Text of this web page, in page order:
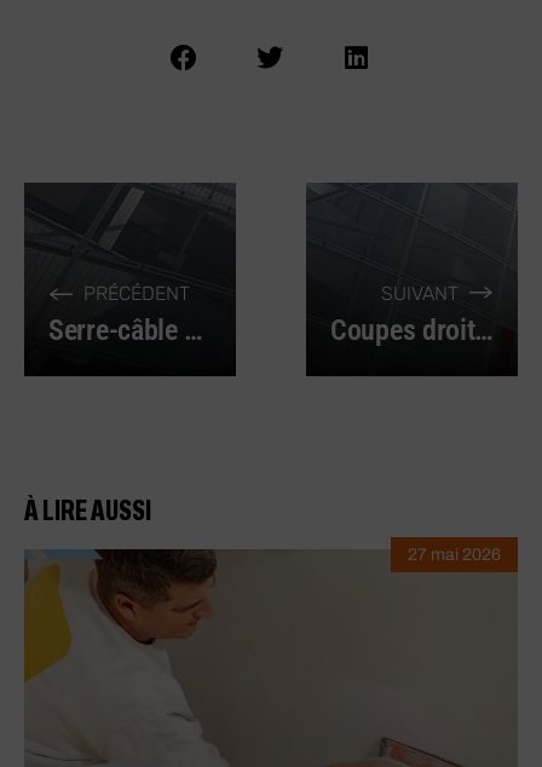
PRÉCÉDENT
Serre-câble à étrier : le guide de l’outillage professionnel
SUIVANT
Coupes droites ou courbées : scie circulaire ou scie sauteuse ?
À LIRE AUSSI
27 mai 2026